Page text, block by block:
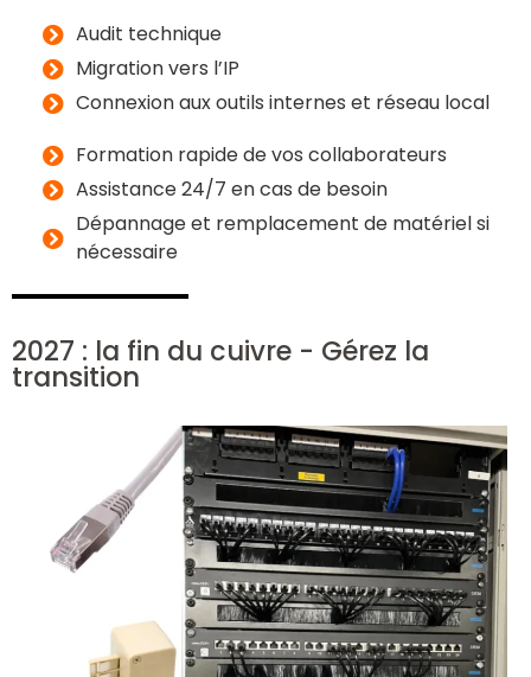
Audit technique
Migration vers l’IP
Connexion aux outils internes et réseau local
Formation rapide de vos collaborateurs
Assistance 24/7 en cas de besoin
Dépannage et remplacement de matériel si
nécessaire
2027 : la fin du cuivre - Gérez la
transition